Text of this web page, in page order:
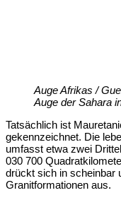
Auge Afrikas /
Auge der Sahara
Tatsächlich ist
gekennzeichnet. Die
umfasst etwa zwei
030 700
drückt sich in scheinbar
Granitformationen aus.